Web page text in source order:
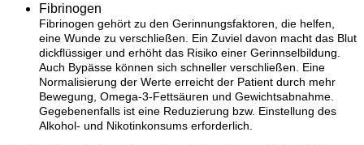
Fibrinogen
Fibrinogen gehört zu den Gerinnungsfaktoren, die helfen,
eine Wunde zu verschließen. Ein Zuviel davon macht das Blut
dickflüssiger und erhöht das Risiko einer Gerinnselbildung.
Auch Bypässe können sich schneller verschließen. Eine
Normalisierung der Werte erreicht der Patient durch mehr
Bewegung, Omega-3-Fettsäuren und Gewichtsabnahme.
Gegebenenfalls ist eine Reduzierung bzw. Einstellung des
Alkohol- und Nikotinkonsums erforderlich.